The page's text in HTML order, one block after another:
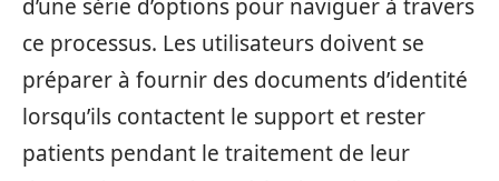
d’une série d’options pour naviguer à travers
ce processus. Les utilisateurs doivent se
préparer à fournir des documents d’identité
lorsqu’ils contactent le support et rester
patients pendant le traitement de leur